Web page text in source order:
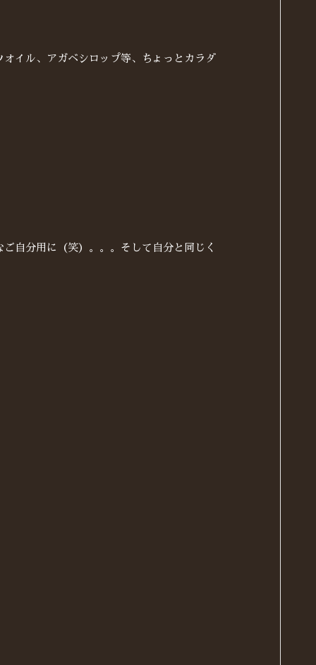
イル、アガベシロップ等、ちょっとカラダ
自分用に（笑）。。。そして自分と同じく